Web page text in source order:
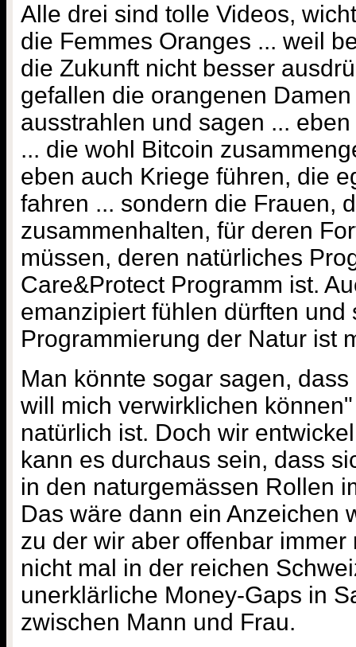
Alle drei sind tolle Videos,
die Femmes Oranges ... weil
die Zukunft nicht besser
gefallen die orangenen
ausstrahlen und sagen ...
... die wohl Bitcoin
eben auch Kriege führen, die
fahren ... sondern die Frauen,
zusammenhalten, für deren
müssen, deren natürliches
Care&Protect Programm ist.
emanzipiert fühlen dürften und
Programmierung der Natur ist
Man könnte sogar sagen,
will mich verwirklichen
natürlich ist. Doch wir
kann es durchaus sein, dass
in den naturgemässen Rollen
Das wäre dann ein Anzeichen
zu der wir aber offenbar
nicht mal in der reichen
unerklärliche Money-Gaps in
zwischen Mann und Frau.